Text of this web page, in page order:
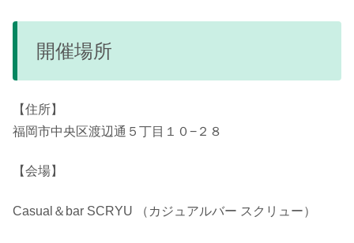
開催場所
【住所】
福岡市中央区渡辺通５丁目１０−２８
【会場】
Casual＆bar SCRYU （カジュアルバー スクリュー）